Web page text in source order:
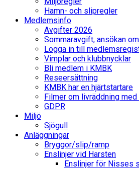
Hamn- och slipregler
Medlemsinfo
Avgifter 2026
Sommaravgift, ansökan
Logga in till
Vimplar och klubbnycklar
Bli medlem i KMBK
Reseersättning
KMBK har en hjärtstartare
Filmer om livräddning
GDPR
Miljö
Sjögull
Anläggningar
Bryggor/slip/ramp
Enslinjer vid Harsten
Enslinjer för Nisses